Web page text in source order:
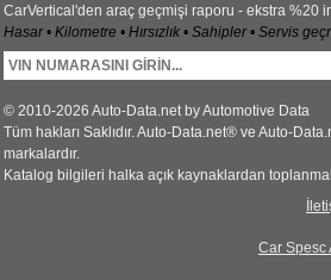
CarVertical'den araç geçmişi raporu - ekstra %20
Hasar • Kilometre • Hırsızlık • Sahipler • Servis
© 2010-2026 Auto-Data.net by Automotive Data
Tüm hakları Saklıdır. Auto-Data.net® ve Auto-
markalardır.
Katalog bilgileri halka açık kaynaklardan
Car Spesc